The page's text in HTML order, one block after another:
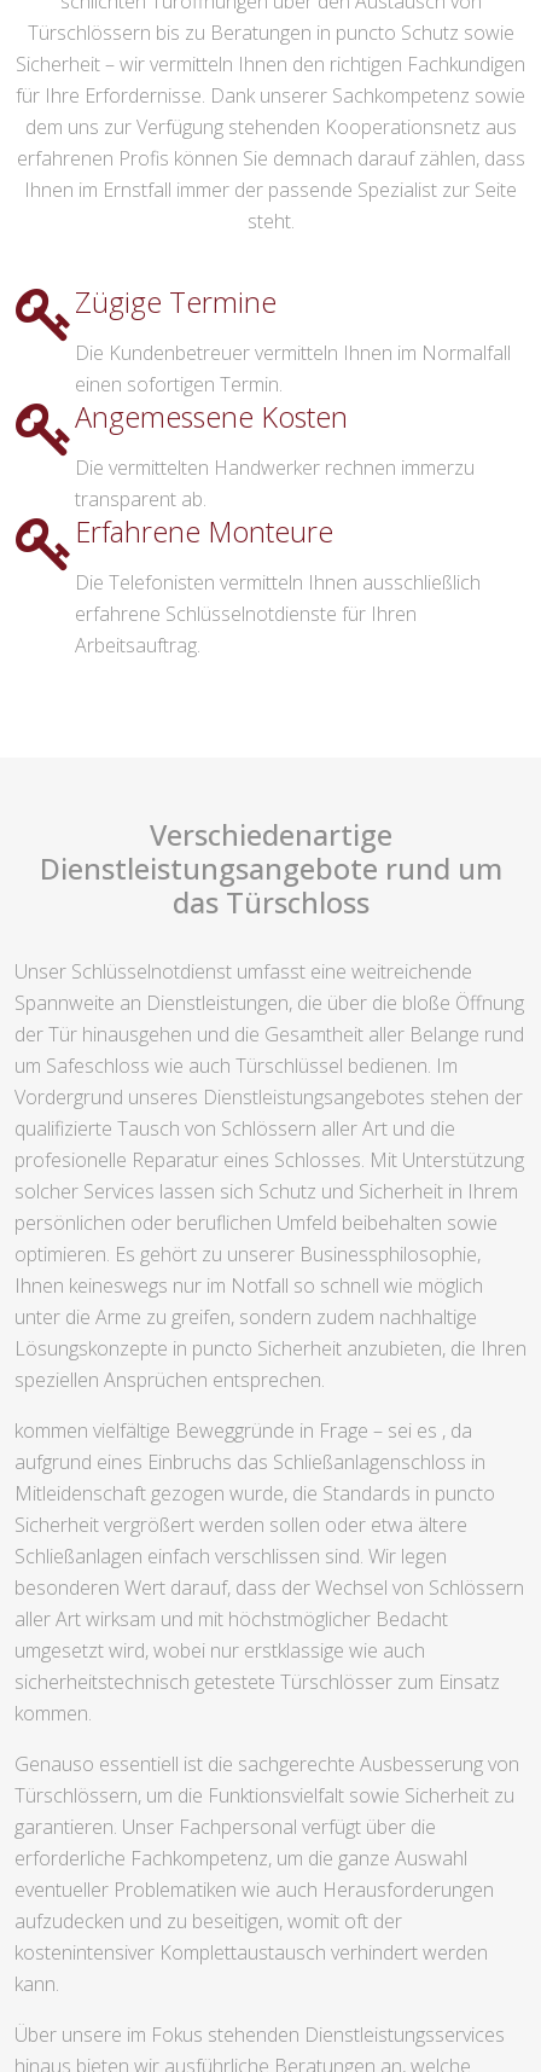
Türschlössern bis zu Beratungen in puncto Schutz sowie
Sicherheit – wir vermitteln Ihnen den richtigen Fachkundigen
für Ihre Erfordernisse. Dank unserer Sachkompetenz sowie
dem uns zur Verfügung stehenden Kooperationsnetz aus
erfahrenen Profis können Sie demnach darauf zählen, dass
Ihnen im Ernstfall immer der passende Spezialist zur Seite
steht.
Zügige Termine
Die Kundenbetreuer vermitteln Ihnen im Normalfall
einen sofortigen Termin.
Angemessene Kosten
Die vermittelten Handwerker rechnen immerzu
transparent ab.
Erfahrene Monteure
Die Telefonisten vermitteln Ihnen ausschließlich
erfahrene Schlüsselnotdienste für Ihren
Arbeitsauftrag.
Verschiedenartige
Dienstleistungsangebote rund um
das Türschloss
Unser Schlüsselnotdienst umfasst eine weitreichende
Spannweite an Dienstleistungen, die über die bloße Öffnung
der Tür hinausgehen und die Gesamtheit aller Belange rund
um Safeschloss wie auch Türschlüssel bedienen. Im
Vordergrund unseres Dienstleistungsangebotes stehen der
qualifizierte Tausch von Schlössern aller Art und die
profesionelle Reparatur eines Schlosses. Mit Unterstützung
solcher Services lassen sich Schutz und Sicherheit in Ihrem
persönlichen oder beruflichen Umfeld beibehalten sowie
optimieren. Es gehört zu unserer Businessphilosophie,
Ihnen keineswegs nur im Notfall so schnell wie möglich
unter die Arme zu greifen, sondern zudem nachhaltige
Lösungskonzepte in puncto Sicherheit anzubieten, die Ihren
speziellen Ansprüchen entsprechen.
kommen vielfältige Beweggründe in Frage – sei es , da
aufgrund eines Einbruchs das Schließanlagenschloss in
Mitleidenschaft gezogen wurde, die Standards in puncto
Sicherheit vergrößert werden sollen oder etwa ältere
Schließanlagen einfach verschlissen sind. Wir legen
besonderen Wert darauf, dass der Wechsel von Schlössern
aller Art wirksam und mit höchstmöglicher Bedacht
umgesetzt wird, wobei nur erstklassige wie auch
sicherheitstechnisch getestete Türschlösser zum Einsatz
kommen.
Genauso essentiell ist die sachgerechte Ausbesserung von
Türschlössern, um die Funktionsvielfalt sowie Sicherheit zu
garantieren. Unser Fachpersonal verfügt über die
erforderliche Fachkompetenz, um die ganze Auswahl
eventueller Problematiken wie auch Herausforderungen
aufzudecken und zu beseitigen, womit oft der
kostenintensiver Komplettaustausch verhindert werden
kann.
Über unsere im Fokus stehenden Dienstleistungsservices
hinaus bieten wir ausführliche Beratungen an, welche